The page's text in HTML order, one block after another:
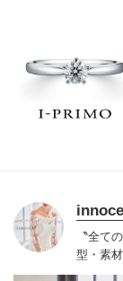
でお待
緒に。
〝全て
型・素
る〟幅